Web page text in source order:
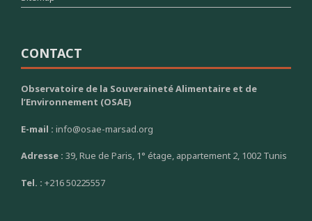
CONTACT
Observatoire de la Souveraineté Alimentaire et de
l’Environnement (OSAE)
E-mail :info@osae-marsad.org
Adresse :39, Rue de Paris, 1° étage, appartement 2, 1002 Tunis
Tel. :+216 50225557